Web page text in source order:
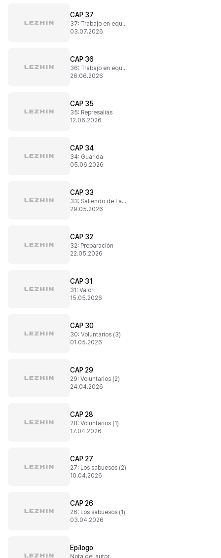
CAP 37
37: Trabajo en equipo (2)
03.07.2026
CAP 36
36: Trabajo en equipo (1)
26.06.2026
CAP 35
35: Represalias
12.06.2026
CAP 34
34: Guarida
05.06.2026
CAP 33
33: Saliendo de La Paz
29.05.2026
CAP 32
32: Preparación
22.05.2026
CAP 31
31: Valor
15.05.2026
CAP 30
30: Voluntarios (3)
01.05.2026
CAP 29
29: Voluntarios (2)
24.04.2026
CAP 28
28: Voluntarios (1)
17.04.2026
CAP 27
27: Los sabuesos (2)
10.04.2026
CAP 26
26: Los sabuesos (1)
03.04.2026
Epílogo
Nota del autor